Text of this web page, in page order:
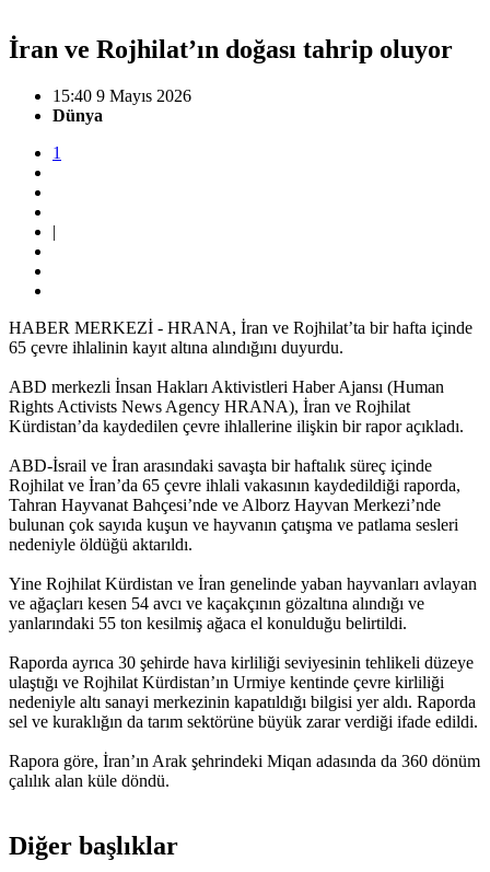
İran ve Rojhilat’ın doğası tahrip oluyor
15:40 9 Mayıs 2026
Dünya
1
|
HABER MERKEZİ - HRANA, İran ve Rojhilat’ta bir hafta içinde
65 çevre ihlalinin kayıt altına alındığını duyurdu.
ABD merkezli İnsan Hakları Aktivistleri Haber Ajansı (Human
Rights Activists News Agency HRANA), İran ve Rojhilat
Kürdistan’da kaydedilen çevre ihlallerine ilişkin bir rapor açıkladı.
ABD-İsrail ve İran arasındaki savaşta bir haftalık süreç içinde
Rojhilat ve İran’da 65 çevre ihlali vakasının kaydedildiği raporda,
Tahran Hayvanat Bahçesi’nde ve Alborz Hayvan Merkezi’nde
bulunan çok sayıda kuşun ve hayvanın çatışma ve patlama sesleri
nedeniyle öldüğü aktarıldı.
Yine Rojhilat Kürdistan ve İran genelinde yaban hayvanları avlayan
ve ağaçları kesen 54 avcı ve kaçakçının gözaltına alındığı ve
yanlarındaki 55 ton kesilmiş ağaca el konulduğu belirtildi.
Raporda ayrıca 30 şehirde hava kirliliği seviyesinin tehlikeli düzeye
ulaştığı ve Rojhilat Kürdistan’ın Urmiye kentinde çevre kirliliği
nedeniyle altı sanayi merkezinin kapatıldığı bilgisi yer aldı. Raporda
sel ve kuraklığın da tarım sektörüne büyük zarar verdiği ifade edildi.
Rapora göre, İran’ın Arak şehrindeki Miqan adasında da 360 dönüm
çalılık alan küle döndü.
Diğer başlıklar